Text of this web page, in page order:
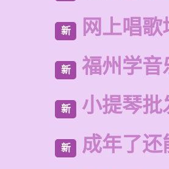
新 网上唱
新 福州学音
新 小提琴批
新 成年了还